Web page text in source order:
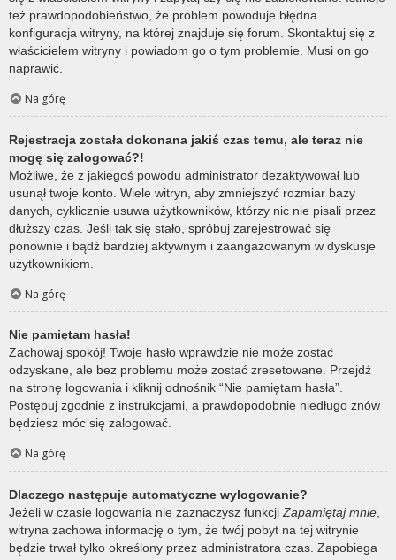
też prawdopodobieństwo, że problem powoduje błędna
konfiguracja witryny, na której znajduje się forum. Skontaktuj się z
właścicielem witryny i powiadom go o tym problemie. Musi on go
naprawić.
Na górę
Rejestracja została dokonana jakiś czas temu, ale teraz nie
mogę się zalogować?!
Możliwe, że z jakiegoś powodu administrator dezaktywował lub
usunął twoje konto. Wiele witryn, aby zmniejszyć rozmiar bazy
danych, cyklicznie usuwa użytkowników, którzy nic nie pisali przez
dłuższy czas. Jeśli tak się stało, spróbuj zarejestrować się
ponownie i bądź bardziej aktywnym i zaangażowanym w dyskusje
użytkownikiem.
Na górę
Nie pamiętam hasła!
Zachowaj spokój! Twoje hasło wprawdzie nie może zostać
odzyskane, ale bez problemu może zostać zresetowane. Przejdź
na stronę logowania i kliknij odnośnik “Nie pamiętam hasła”.
Postępuj zgodnie z instrukcjami, a prawdopodobnie niedługo znów
będziesz móc się zalogować.
Na górę
Dlaczego następuje automatyczne wylogowanie?
Jeżeli w czasie logowania nie zaznaczysz funkcji Zapamiętaj mnie
witryna zachowa informację o tym, że twój pobyt na tej witrynie
będzie trwał tylko określony przez administratora czas. Zapobiega